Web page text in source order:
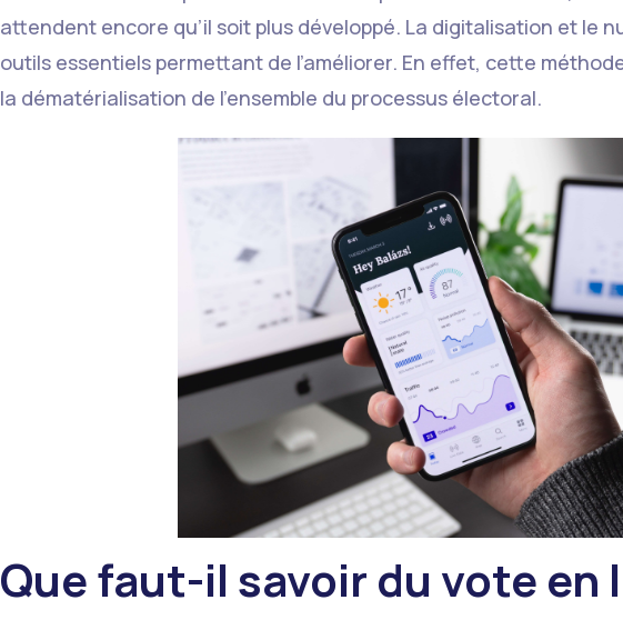
attendent encore qu’il soit plus développé. La digitalisation et le
outils essentiels permettant de l’améliorer. En effet, cette
la dématérialisation de l’ensemble du processus électoral.
Que faut-il savoir du vote en